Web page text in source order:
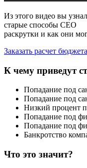
Из этого видео вы
старые способы СЕО
раскрутки и как они
Заказать расчет бюджета
К чему приведут
Попадание под
Попадание под
Низкий процент
Попадание под
Попадание под
Банкротство
Что это значит?